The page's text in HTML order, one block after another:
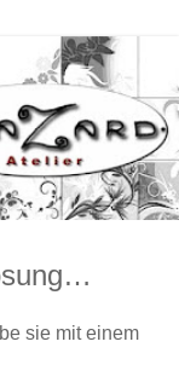
sie mit einem